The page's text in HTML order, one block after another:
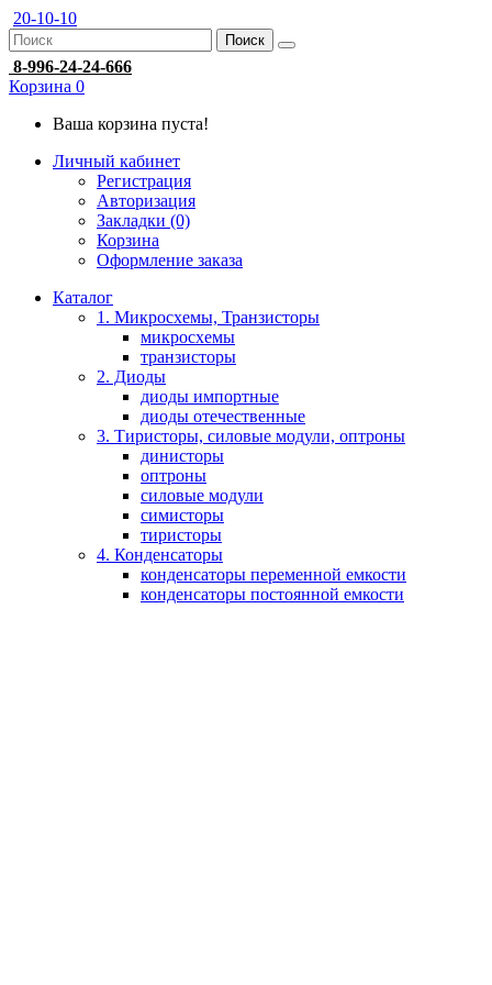
20-10-10
Поиск
8-996-24-24-666
Корзина 0
Ваша корзина пуста!
Личный кабинет
Регистрация
Авторизация
Закладки (0)
Корзина
Оформление заказа
Каталог
1. Микросхемы, Транзисторы
микросхемы
транзисторы
2. Диоды
диоды импортные
диоды отечественные
3. Тиристоры, силовые модули, оптроны
динисторы
оптроны
силовые модули
симисторы
тиристоры
4. Конденсаторы
конденсаторы переменной емкости
конденсаторы постоянной емкости